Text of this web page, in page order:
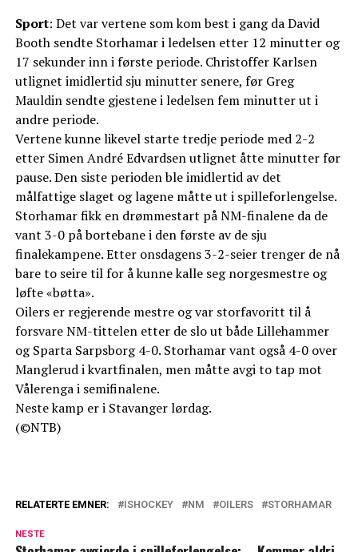
Sport: Det var vertene som kom best i gang da David
Booth sendte Storhamar i ledelsen etter 12 minutter og
17 sekunder inn i første periode. Christoffer Karlsen
utlignet imidlertid sju minutter senere, før Greg
Mauldin sendte gjestene i ledelsen fem minutter ut i
andre periode.
Vertene kunne likevel starte tredje periode med 2-2
etter Simen André Edvardsen utlignet åtte minutter før
pause. Den siste perioden ble imidlertid av det
målfattige slaget og lagene måtte ut i spilleforlengelse.
Storhamar fikk en drømmestart på NM-finalene da de
vant 3-0 på bortebane i den første av de sju
finalekampene. Etter onsdagens 3-2-seier trenger de nå
bare to seire til for å kunne kalle seg norgesmestre og
løfte «bøtta».
Oilers er regjerende mestre og var storfavoritt til å
forsvare NM-tittelen etter de slo ut både Lillehammer
og Sparta Sarpsborg 4-0. Storhamar vant også 4-0 over
Manglerud i kvartfinalen, men måtte avgi to tap mot
Vålerenga i semifinalene.
Neste kamp er i Stavanger lørdag.
(©NTB)
RELATERTE EMNER: ISHOCKEY NM OILERS STORHAMAR
NESTE